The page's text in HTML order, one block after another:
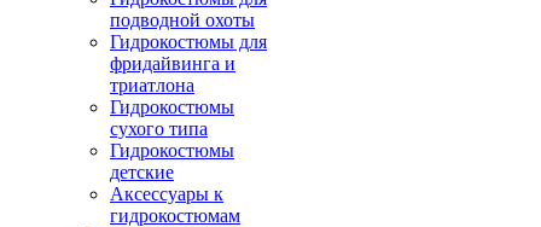
подводной охоты
Гидрокостюмы для
фридайвинга и
триатлона
Гидрокостюмы
сухого типа
Гидрокостюмы
детские
Аксессуары к
гидрокостюмам